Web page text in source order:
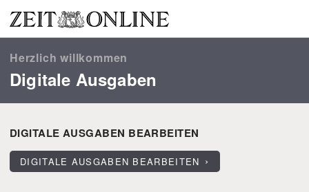
Herzlich willkommen
Digitale Ausgaben
DIGITALE AUSGABEN BEARBEITEN
DIGITALE AUSGABEN BEARBEITEN